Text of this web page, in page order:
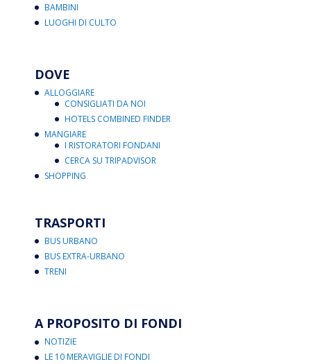
BAMBINI
LUOGHI DI CULTO
DOVE
ALLOGGIARE
CONSIGLIATI DA NOI
HOTELS COMBINED FINDER
MANGIARE
I RISTORATORI FONDANI
CERCA SU TRIPADVISOR
SHOPPING
TRASPORTI
BUS URBANO
BUS EXTRA-URBANO
TRENI
A PROPOSITO DI FONDI
NOTIZIE
LE 10 MERAVIGLIE DI FONDI